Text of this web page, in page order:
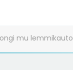
mu lemmikauto